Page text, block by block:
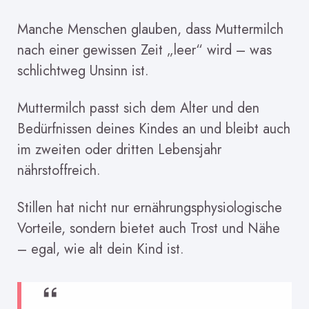
Manche Menschen glauben, dass Muttermilch
nach einer gewissen Zeit „leer“ wird – was
schlichtweg Unsinn ist.
Muttermilch passt sich dem Alter und den
Bedürfnissen deines Kindes an und bleibt auch
im zweiten oder dritten Lebensjahr
nährstoffreich.
Stillen hat nicht nur ernährungsphysiologische
Vorteile, sondern bietet auch Trost und Nähe
– egal, wie alt dein Kind ist.